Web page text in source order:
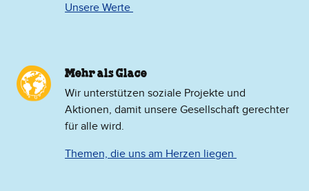
Unsere Werte
Mehr als Glace
​Wir unterstützen soziale Projekte und
Aktionen, damit unsere Gesellschaft gerechter
für alle wird.
Themen, die uns am Herzen liegen